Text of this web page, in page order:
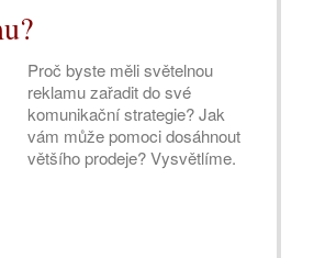
Proč byste měli světelnou
reklamu zařadit do své
komunikační strategie? Jak
vám může pomoci dosáhnout
většího prodeje? Vysvětlíme.